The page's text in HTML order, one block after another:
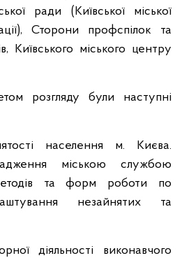
ради (Київської міської
Сторони профспілок та
Київського міського центру
розгляду були наступні
населення м. Києва.
міською службою
та форм роботи по
незайнятих та
діяльності виконавчого